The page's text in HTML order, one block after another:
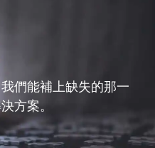
們能補上缺失的那一
方案。